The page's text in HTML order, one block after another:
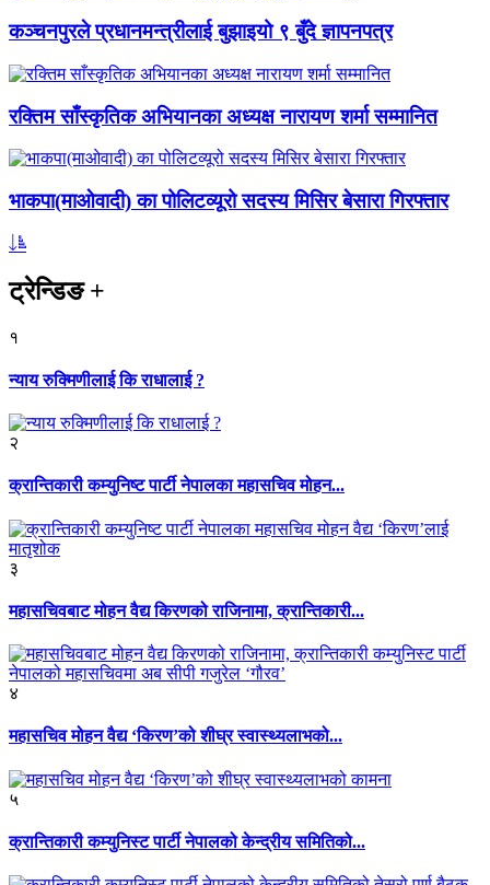
कञ्चनपुरले प्रधानमन्त्रीलाई बुझाइयो ९ बुँदे ज्ञापनपत्र
रक्तिम साँस्कृतिक अभियानका अध्यक्ष नारायण शर्मा सम्मानित
भाकपा(माओवादी) का पोलिटव्यूरो सदस्य मिसिर बेसारा गिरफ्तार
ट्रेन्डिङ+
१
न्याय रुक्मिणीलाई कि राधालाई ?
२
क्रान्तिकारी कम्युनिष्ट पार्टी नेपालका महासचिव मोहन...
३
महासचिवबाट मोहन वैद्य किरणको राजिनामा, क्रान्तिकारी...
४
महासचिव मोहन वैद्य ‘किरण’को शीघ्र स्वास्थ्यलाभको...
५
क्रान्तिकारी कम्युनिस्ट पार्टी नेपालको केन्द्रीय समितिको...